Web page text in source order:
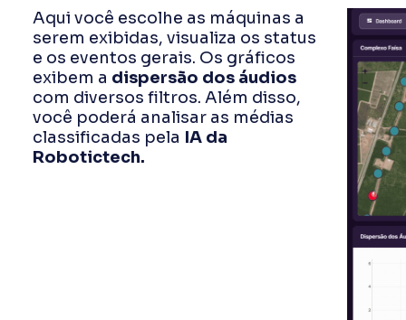
Aqui você escolhe as máquinas a
serem exibidas, visualiza os status
e os eventos gerais. Os gráficos
exibem a dispersão dos áudios
com diversos filtros. Além disso,
você poderá analisar as médias
classificadas pela IA da
Robotictech.